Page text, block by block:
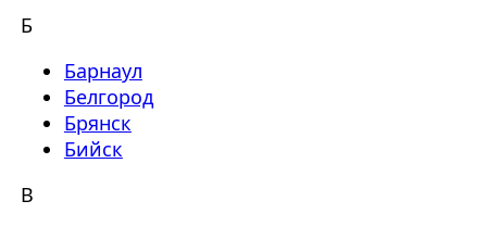
Б
Барнаул
Белгород
Брянск
Бийск
В